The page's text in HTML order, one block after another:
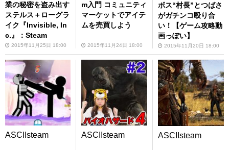
業の秘密を盗み出す
ステルス＋ローグラ
イク『Invisible, In
c.』：Steam
2015年11月25日 18:00
m入門 コミュニティ
マーケットでアイテ
ムを売買しよう
2015年11月24日 18:00
ボス“村長”とつばさ
がガチンコ殴り合
い！【ゲーム攻略動
画っぽい】
2015年11月20日 18:00
ASCIIsteam ASCIIsteam ASCIIsteam